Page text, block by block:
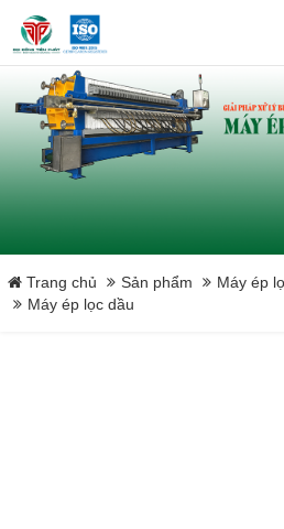
Bơm Piston
Bơm màng
Tấm lọc khung bản
Băng tải máy ép bùn
Máy ép bùn chân không
Trang chủ Sản phẩm
Máy ép
Máy ép lọc dầu